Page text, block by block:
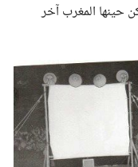
حينها المغرب آخر